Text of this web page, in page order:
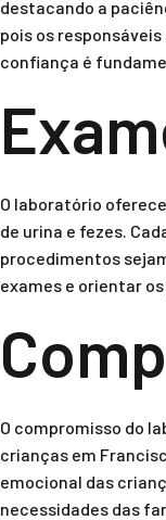
destacando a
pois os
confiança é
O laboratório
de urina e fezes.
procedimentos
exames e orientar
O compromisso do
crianças em
emocional das
necessidades das